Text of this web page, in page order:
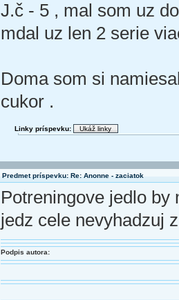
J.č - 5 , mal som uz
mdal uz len 2 serie
Doma som si
cukor .
Linky príspevku:
Predmet príspevku: Re: Anonne - zaciatok
Potreningove jedlo by
jedz cele nevyhadzuj
Podpis autora: